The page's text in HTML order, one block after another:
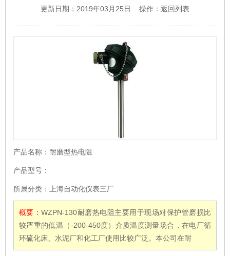
更新日期：2019年03月25日 操作： 返回列表
产品名称： 耐磨型热电阻
产品型号：
所属分类： 上海自动化仪表三厂
概要：WZPN-130耐磨热电阻主要用于现场对保护管磨损比
较严重的低温（-200-450度）介质温度测量场合，在电厂循
环硫化床、水泥厂和化工厂使用比较广泛。本公司在耐